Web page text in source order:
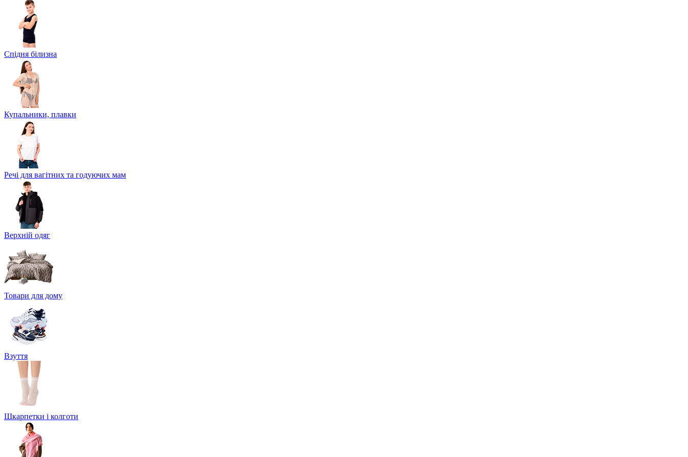
Спідня білизна
Купальники, плавки
Речі для вагітних та годуючих мам
Верхній одяг
Товари для дому
Взуття
Шкарпетки і колготи